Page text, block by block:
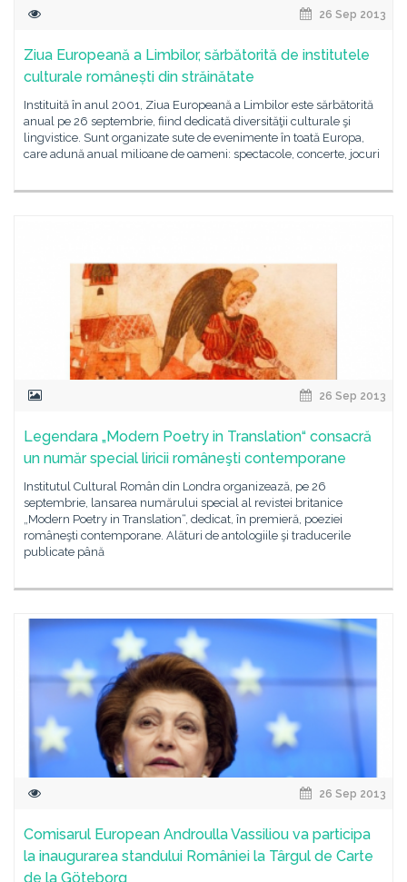
26 Sep 2013
Ziua Europeană a Limbilor, sărbătorită de institutele
culturale românești din străinătate
Instituită în anul 2001, Ziua Europeană a Limbilor este sărbătorită
anual pe 26 septembrie, fiind dedicată diversităţii culturale şi
lingvistice. Sunt organizate sute de evenimente în toată Europa,
care adună anual milioane de oameni: spectacole, concerte, jocuri
26 Sep 2013
Legendara „Modern Poetry in Translation“ consacră
un număr special liricii româneşti contemporane
Institutul Cultural Român din Londra organizează, pe 26
septembrie, lansarea numărului special al revistei britanice
„Modern Poetry in Translation“, dedicat, în premieră, poeziei
româneşti contemporane. Alături de antologiile şi traducerile
publicate până
26 Sep 2013
Comisarul European Androulla Vassiliou va participa
la inaugurarea standului României la Târgul de Carte
de la Göteborg